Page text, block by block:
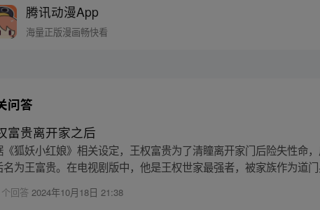
腾讯动漫App
海量正版漫画畅快看
问答
富贵离开家之后
《狐妖小红娘》相关设定，王权富贵为了清瞳离开家门后险失性命
名为王富贵。在电视剧版中，他是王权世家最强者，被家族作为道
个回答2024年10月18日 21:38